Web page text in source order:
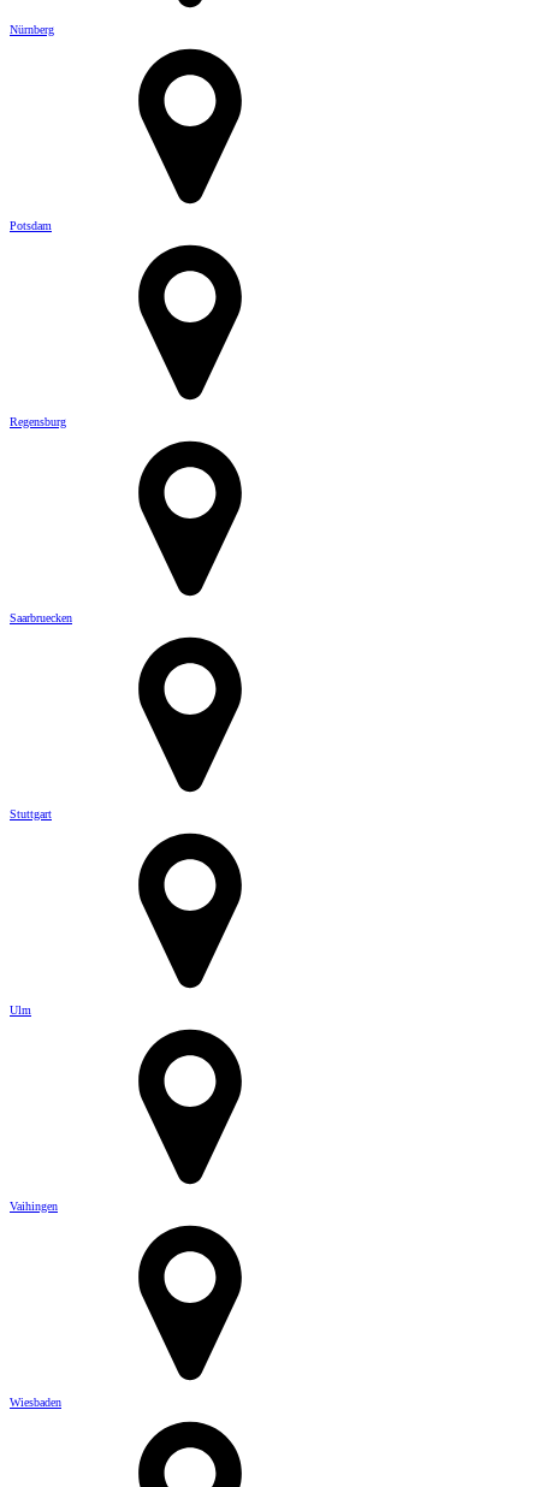
Nürnberg
Potsdam
Regensburg
Saarbruecken
Stuttgart
Ulm
Vaihingen
Wiesbaden